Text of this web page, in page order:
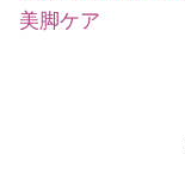
美脚ケア